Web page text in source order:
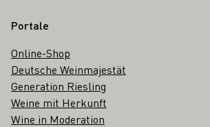
Portale
Online-Shop
Deutsche Weinmajestät
Generation Riesling
Weine mit Herkunft
Wine in Moderation